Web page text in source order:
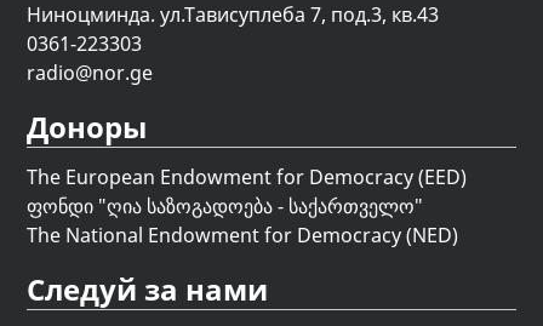
Ниноцминда. ул.Тависуплеба 7, под.3, кв.43
0361-223303
radio@nor.ge
Доноры
The European Endowment for Democracy (EED)
ფონდი "ღია საზოგადოება - საქართველო"
The National Endowment for Democracy (NED)
Следуй за нами